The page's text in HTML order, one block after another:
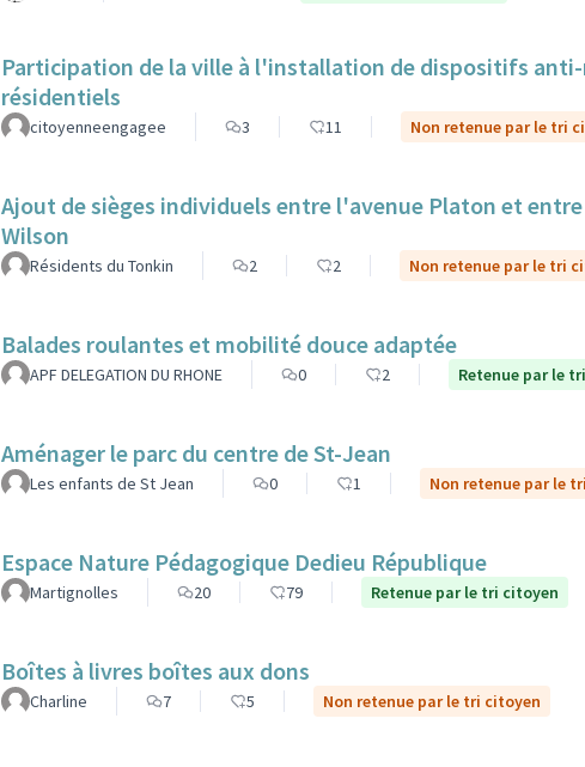
Participation de la ville à l'installation de dispositifs
résidentiels
citoyenneengagee 3 11 Non retenue par le tri
Ajout de sièges individuels entre l'avenue Platon et
Wilson
Résidents du Tonkin 2 2 Non retenue par le tri
Balades roulantes et mobilité douce adaptée
APF DELEGATION DU RHONE 0 2 Retenue par le
Aménager le parc du centre de St-Jean
Les enfants de St Jean 0 1 Non retenue par le
Espace Nature Pédagogique Dedieu République
Martignolles 20 79 Retenue par le tri citoyen
Boîtes à livres boîtes aux dons
Charline 7 5 Non retenue par le tri citoyen